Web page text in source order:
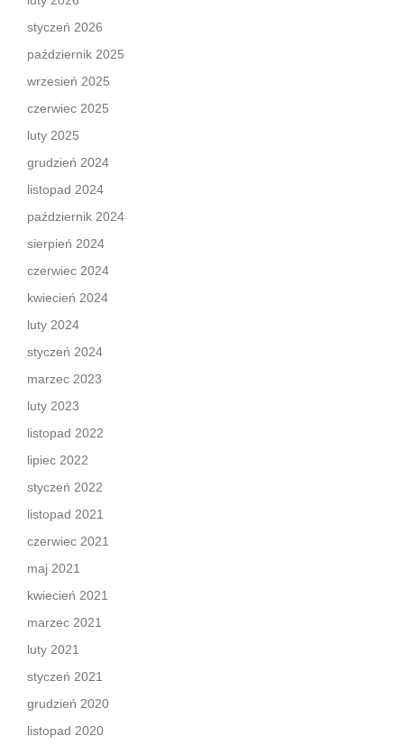
styczeń 2026
październik 2025
wrzesień 2025
czerwiec 2025
luty 2025
grudzień 2024
listopad 2024
październik 2024
sierpień 2024
czerwiec 2024
kwiecień 2024
luty 2024
styczeń 2024
marzec 2023
luty 2023
listopad 2022
lipiec 2022
styczeń 2022
listopad 2021
czerwiec 2021
maj 2021
kwiecień 2021
marzec 2021
luty 2021
styczeń 2021
grudzień 2020
listopad 2020